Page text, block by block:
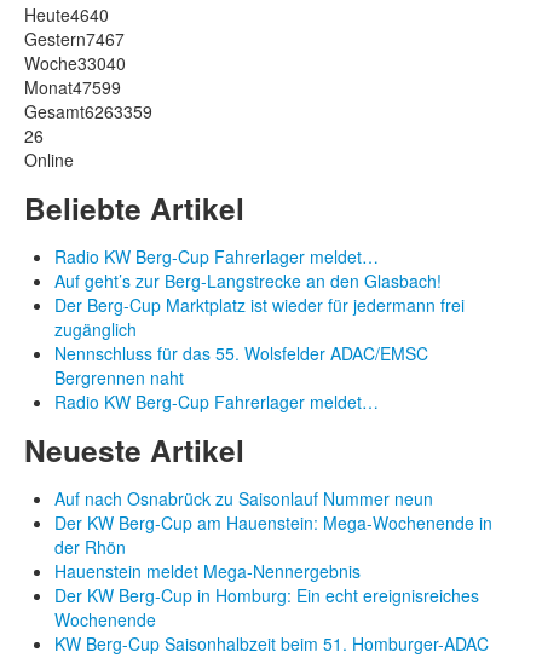
Heute4640
Gestern7467
Woche33040
Monat47599
Gesamt6263359
26
Online
Beliebte Artikel
Radio KW Berg-Cup Fahrerlager meldet…
Auf geht’s zur Berg-Langstrecke an den Glasbach!
Der Berg-Cup Marktplatz ist wieder für jedermann frei
zugänglich
Nennschluss für das 55. Wolsfelder ADAC/EMSC
Bergrennen naht
Radio KW Berg-Cup Fahrerlager meldet…
Neueste Artikel
Auf nach Osnabrück zu Saisonlauf Nummer neun
Der KW Berg-Cup am Hauenstein: Mega-Wochenende in
der Rhön
Hauenstein meldet Mega-Nennergebnis
Der KW Berg-Cup in Homburg: Ein echt ereignisreiches
Wochenende
KW Berg-Cup Saisonhalbzeit beim 51. Homburger-ADAC